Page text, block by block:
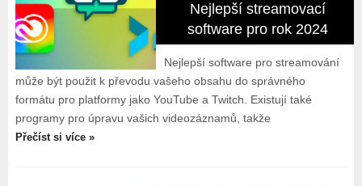
Nejlepší streamovací
software pro rok 2024
Nejlepší software pro streamování
může být použit k převodu vašeho obsahu do správného
formátu pro platformy jako YouTube a Twitch. Existují také
programy pro úpravu vašich videozáznamů, takže
Přečíst si více »